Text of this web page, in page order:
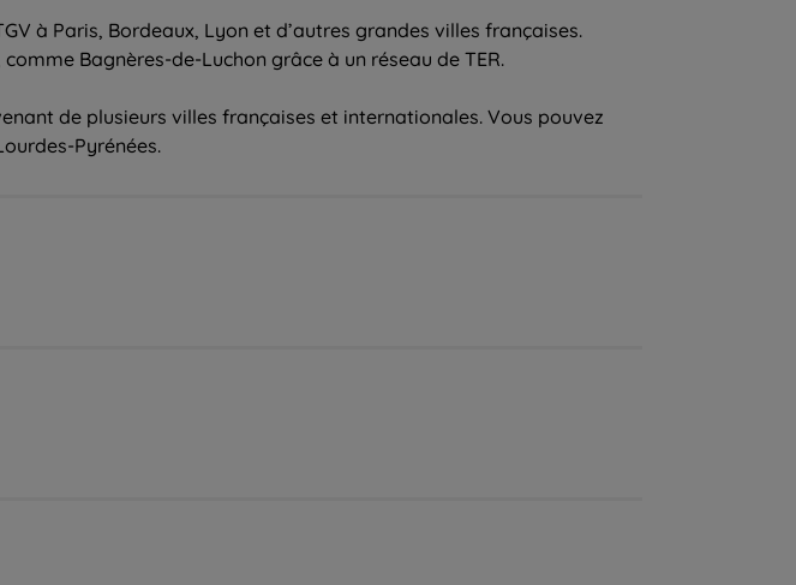
à Paris, Bordeaux, Lyon et d’autres grandes villes françaises.
Bagnères-de-Luchon grâce à un réseau de TER.
de plusieurs villes françaises et internationales. Vous pouvez
Pyrénées.